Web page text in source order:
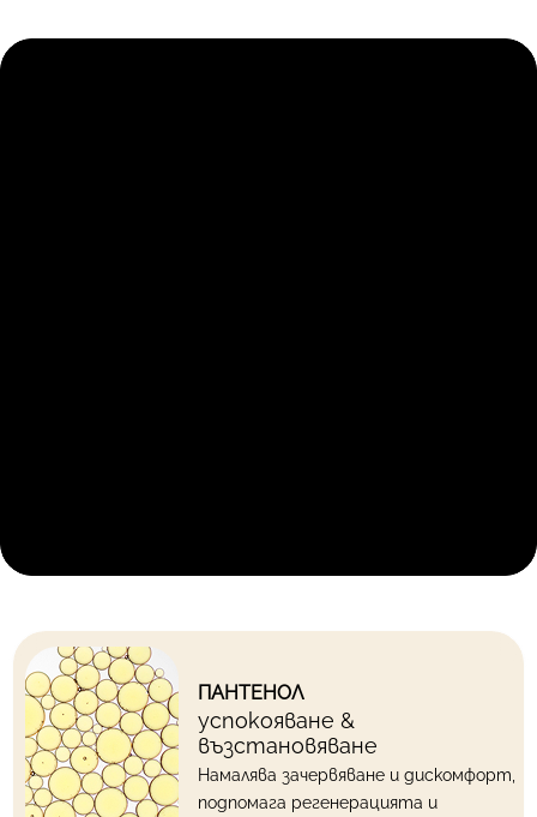
ПАНТЕНОЛ
успокояване &
възстановяване
Намалява зачервяване и дискомфорт,
подпомага регенерацията и